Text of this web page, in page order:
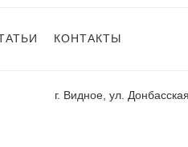
КОНТАКТЫ
г. Видное, ул.